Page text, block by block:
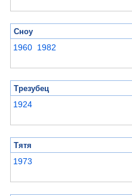
Сноу
1960 1982
Трезубец
1924
Тятя
1973